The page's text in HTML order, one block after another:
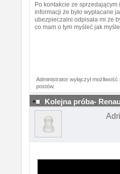
Po kontakcie ze sprzedającym
informacji że było wypłacane
ubezpieczalni odpisała mi że
co mam o tym myśleć jak
Administrator wyłączył
postów.
Kolejna próba-